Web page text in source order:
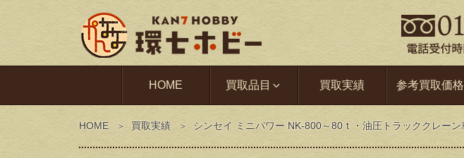
HOME 買取品目 買取実績 参考買取価格
HOME 買取実績 シンセイ ミニパワー NK-800～80ｔ・油圧トラッククレー